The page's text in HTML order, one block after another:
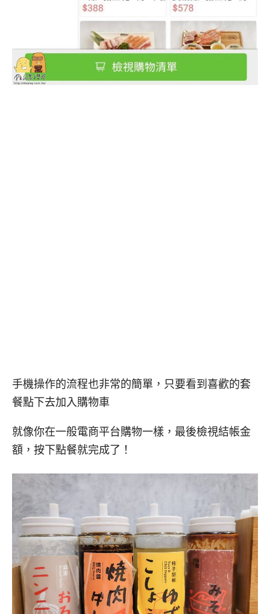
手機操作的流程也非常的簡單，只要看到喜歡的套
餐點下去加入購物車
就像你在一般電商平台購物一樣，最後檢視結帳金
額，按下點餐就完成了！